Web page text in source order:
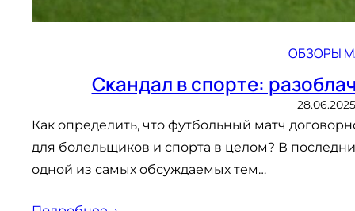
ОБЗОРЫ
Скандал в спорте:
28.06.2025
Как определить, что футбольный матч
для болельщиков и спорта в целом? В
одной из самых обсуждаемых тем…